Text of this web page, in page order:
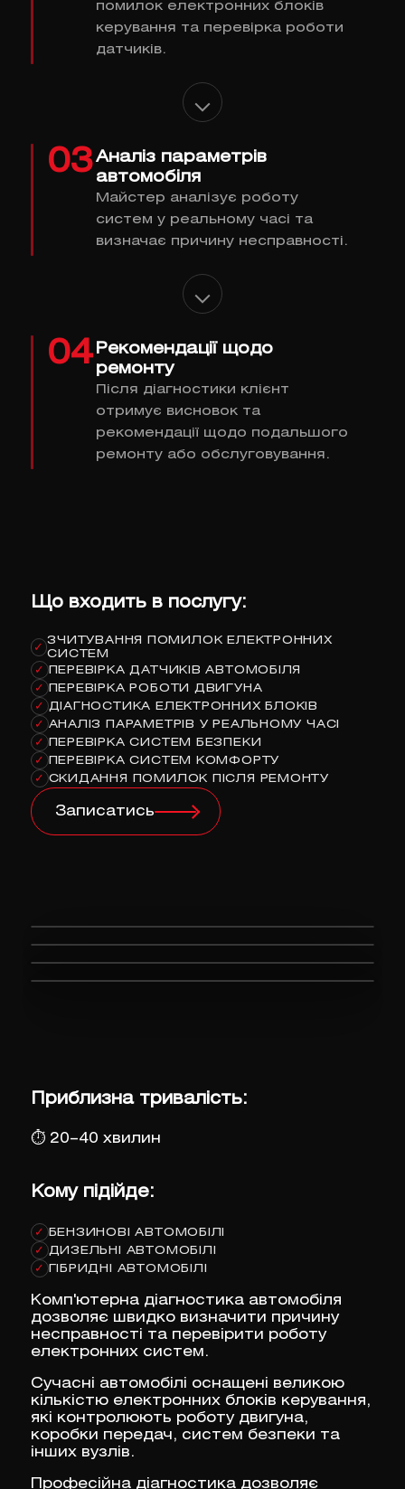
помилок електронних блоків
керування та перевірка роботи
датчиків.
03 Аналіз параметрів
автомобіля
Майстер аналізує роботу
систем у реальному часі та
визначає причину несправності.
04 Рекомендації щодо
ремонту
Після діагностики клієнт
отримує висновок та
рекомендації щодо подальшого
ремонту або обслуговування.
Що входить в послугу:
✓
ЗЧИТУВАННЯ ПОМИЛОК ЕЛЕКТРОННИХ
СИСТЕМ
✓ ПЕРЕВІРКА ДАТЧИКІВ АВТОМОБІЛЯ
✓ ПЕРЕВІРКА РОБОТИ ДВИГУНА
✓ ДІАГНОСТИКА ЕЛЕКТРОННИХ БЛОКІВ
✓ АНАЛІЗ ПАРАМЕТРІВ У РЕАЛЬНОМУ ЧАСІ
✓ ПЕРЕВІРКА СИСТЕМ БЕЗПЕКИ
✓ ПЕРЕВІРКА СИСТЕМ КОМФОРТУ
✓ СКИДАННЯ ПОМИЛОК ПІСЛЯ РЕМОНТУ
Записатись
Приблизна тривалість:
⏱ 20–40 хвилин
Кому підійде:
✓ БЕНЗИНОВІ АВТОМОБІЛІ
✓ ДИЗЕЛЬНІ АВТОМОБІЛІ
✓ ГІБРИДНІ АВТОМОБІЛІ
Комп'ютерна діагностика автомобіля
дозволяє швидко визначити причину
несправності та перевірити роботу
електронних систем.
Сучасні автомобілі оснащені великою
кількістю електронних блоків керування,
які контролюють роботу двигуна,
коробки передач, систем безпеки та
інших вузлів.
Професійна діагностика дозволяє